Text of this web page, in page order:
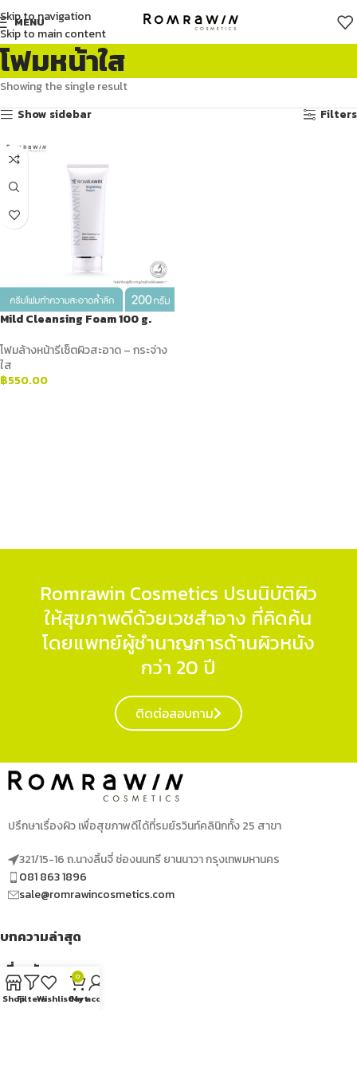
Skip to navigation
Skip to main content
MENU
โฟมหน้าใส
Showing the single result
Show sidebar
Filters
Mild Cleansing Foam 100 g.
โฟมล้างหน้ารีเซ็ตผิวสะอาด – กระจ่าง
ใส
฿550.00
Romrawin Cosmetics ปรนนิบัติผิว
ให้สุขภาพดีด้วยเวชสำอาง ที่คิดค้น
โดยแพทย์ผู้ชำนาญการด้านผิวหนัง
กว่า 20 ปี
ติดต่อสอบถาม
ปรึกษาเรื่องผิว เพื่อสุขภาพดีได้ที่รมย์รวินท์คลินิกทั้ง 25 สาขา
321/15-16 ถ.นางลิ้นจี่ ช่องนนทรี ยานนาวา กรุงเทพมหานคร
081 863 1896
sale@romrawincosmetics.com
บทความล่าสุด
เกี่ยวกับเรา
เมนูด่วน
ShopFiltersWishlist
0
Cart
My account